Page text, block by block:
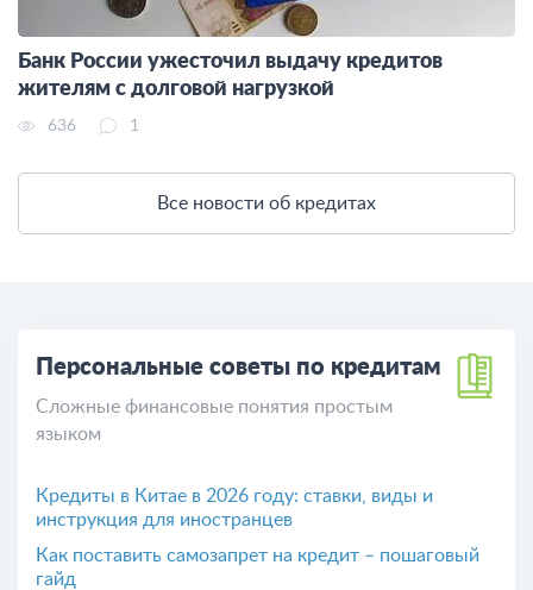
Банк России ужесточил выдачу кредитов
жителям с долговой нагрузкой
636 1
Все новости об кредитах
Персональные советы по кредитам
Сложные финансовые понятия простым
языком
Кредиты в Китае в 2026 году: ставки, виды и
инструкция для иностранцев
Как поставить самозапрет на кредит – пошаговый
гайд